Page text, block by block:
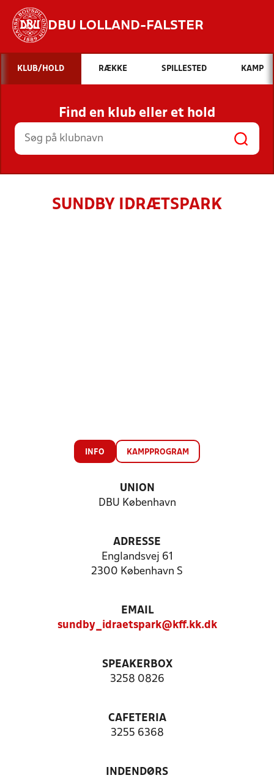
DBU LOLLAND-FALSTER
Hvad vil du søge efter?
INDHOLD OG NYHEDER
STILLINGER, RESULTATER, KLUBBER OG
HOLD
KLUB/HOLD RÆKKE SPILLESTED KAMP
Find en klub eller et hold
SUNDBY IDRÆTSPARK
INFO KAMPPROGRAM
UNION
DBU København
ADRESSE
Englandsvej 61
2300 København S
EMAIL
sundby_idraetspark@kff.kk.dk
SPEAKERBOX
3258 0826
CAFETERIA
3255 6368
INDENDØRS